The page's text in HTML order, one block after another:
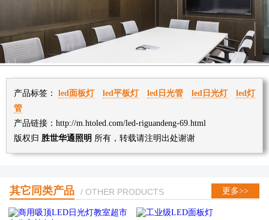
产品标签： led面板灯 led平板灯 led日光管 led日光灯
led灯
管
产品链接：http://m.htoled.com/led-riguandeng-69.html
版权归 胜世华通照明 所有，转载请注明出处谢谢
其它同类产品 / OTHER PRODUCTS 更多>>